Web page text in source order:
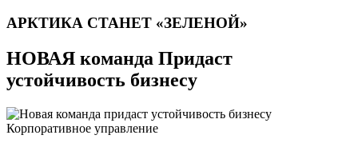
АРКТИКА СТАНЕТ «ЗЕЛЕНОЙ»
НОВАЯ команда Придаст
устойчивость бизнесу
Корпоративное управление